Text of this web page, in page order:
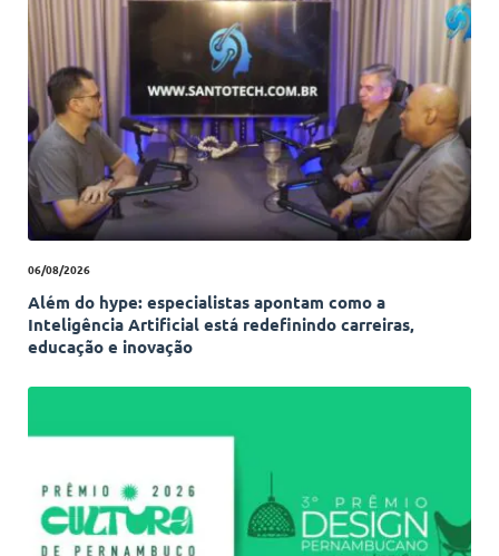
06/08/2026
Além do hype: especialistas apontam como a
Inteligência Artificial está redefinindo carreiras,
educação e inovação